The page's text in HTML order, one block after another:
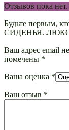
Отзывов пока нет.
Будьте первым,
СИДЕНЬЯ.
Ваш адрес email
помечены *
Ваша оценка *
Ваш отзыв *